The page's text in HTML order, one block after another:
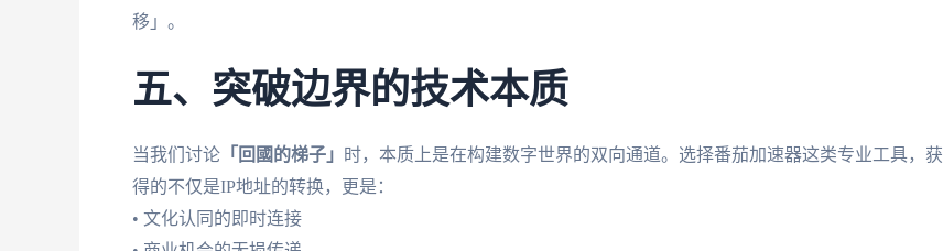
移」。
五、突破边界的技术本质
当我们讨论 「回國的梯子」
时，本质上是在构建数字世界的双向通道。选择番茄加速器这类专业工具，获
得的不仅是IP地址的转换，更是：
• 文化认同的即时连接